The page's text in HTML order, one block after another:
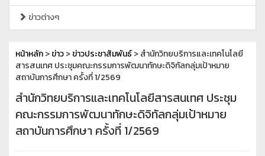
ข่าวต่างๆ
หน้าหลัก>ข่าว>ข่าวประชาสัมพันธ์> สำนักวิทยบริการและเทคโนโลยี
สารสนเทศ ประชุมคณะกรรมการพัฒนาทักษะดิจิทัลกลุ่มเป้าหมาย
สถาบันการศึกษา ครั้งที่ 1/2569
สำนักวิทยบริการและเทคโนโลยีสารสนเทศ ประชุม
คณะกรรมการพัฒนาทักษะดิจิทัลกลุ่มเป้าหมาย
สถาบันการศึกษา ครั้งที่ 1/2569